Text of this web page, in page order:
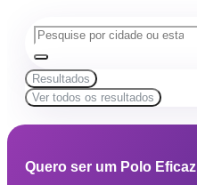
Resultados
Ver todos os resultados
Quero ser um Polo Eficaz